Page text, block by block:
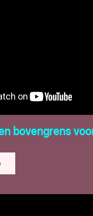
bovengrens